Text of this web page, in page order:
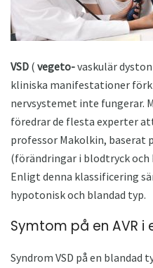
VSD ( vegeto-vaskulär
kliniska manifestationer
nervsystemet inte fungerar.
föredrar de flesta experter
professor Makolkin, baserat
(förändringar i blodtryck och
Enligt denna klassificering
hypotonisk och blandad typ.
Symtom på en AVR
Syndrom VSD på en